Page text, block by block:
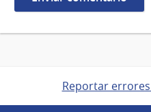
Reportar